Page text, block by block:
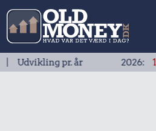
pr. år 1,5 %